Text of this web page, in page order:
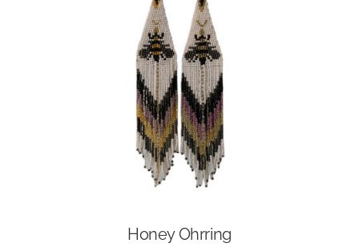
Honey Ohrring